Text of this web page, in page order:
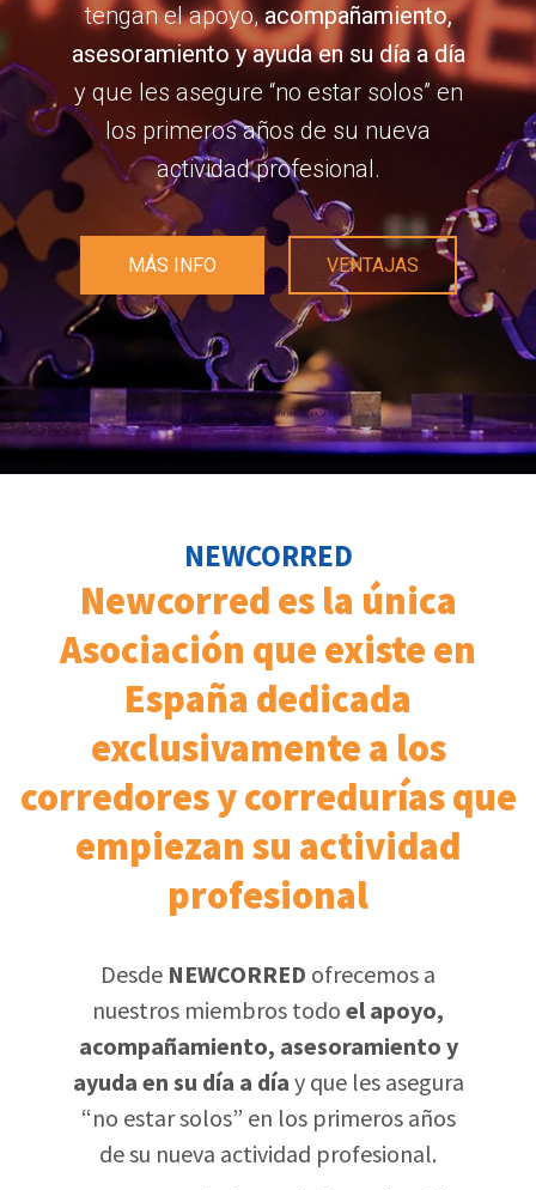
tengan el apoyo,acompañamiento,
asesoramiento y ayuda en su día a día
y que les asegure “no estar solos” en
los primeros años de su nueva
actividad profesional.
MÁS INFO VENTAJAS
NEWCORRED
Newcorred es la única
Asociación que existe en
España dedicada
exclusivamente a los
corredores y corredurías que
empiezan su actividad
profesional
Desde NEWCORRED ofrecemos a
nuestros miembros todo el apoyo,
acompañamiento, asesoramiento y
ayuda en su día a día y que les asegura
“no estar solos” en los primeros años
de su nueva actividad profesional.